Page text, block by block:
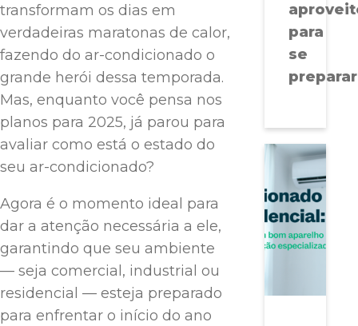
transformam os dias em
verdadeiras maratonas de calor,
fazendo do ar-condicionado o
grande herói dessa temporada.
Mas, enquanto você pensa nos
planos para 2025, já parou para
avaliar como está o estado do
seu ar-condicionado?
Agora é o momento ideal para
dar a atenção necessária a ele,
garantindo que seu ambiente
— seja comercial, industrial ou
residencial — esteja preparado
para enfrentar o início do ano
para
se
preparar